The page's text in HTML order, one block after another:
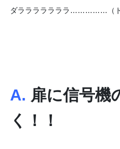
ダラララララララ……………（ド
A. 扉に信号機
く！！